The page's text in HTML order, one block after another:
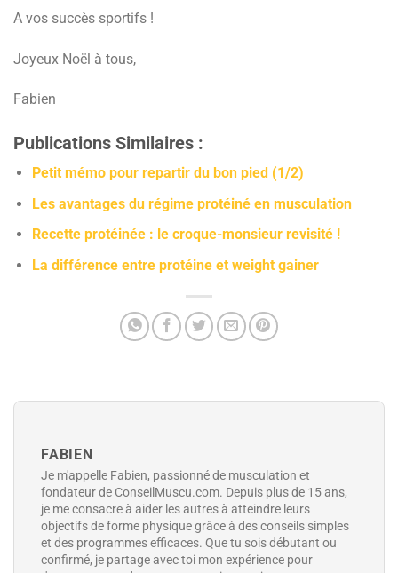
A vos succès sportifs !
Joyeux Noël à tous,
Fabien
Publications Similaires :
Petit mémo pour repartir du bon pied (1/2)
Les avantages du régime protéiné en musculation
Recette protéinée : le croque-monsieur revisité !
La différence entre protéine et weight gainer
FABIEN
Je m'appelle Fabien, passionné de musculation et
fondateur de ConseilMuscu.com. Depuis plus de 15 ans,
je me consacre à aider les autres à atteindre leurs
objectifs de forme physique grâce à des conseils simples
et des programmes efficaces. Que tu sois débutant ou
confirmé, je partage avec toi mon expérience pour